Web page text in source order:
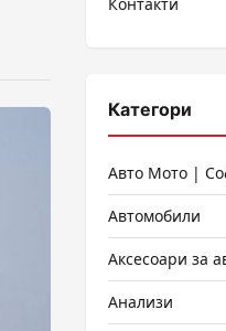
Категори
Авто Мото |
Автомобили
Аксесоари за
Анализи